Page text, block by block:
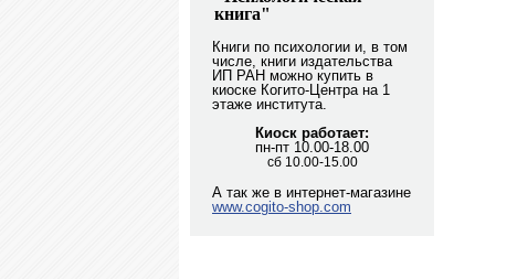
книга"
Книги по психологии и, в том
числе, книги издательства
ИП РАН можно купить в
киоске Когито-Центра на 1
этаже института.
Киоск работает:
пн-пт 10.00-18.00
сб 10.00-15.00
А так же в интернет-магазине
www.cogito-shop.com